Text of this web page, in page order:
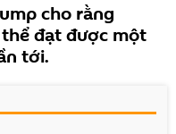
cho rằng
đạt được một
tới.